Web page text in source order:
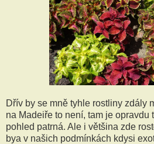
Dřív by se mně tyhle rostliny zdály
na Madeiře to není, tam je opravdu
pohled patrná. Ale i většina zde
bya v našich podmínkách kdysi